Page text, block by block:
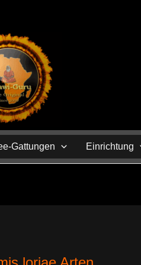
Gattungen Einrichtung